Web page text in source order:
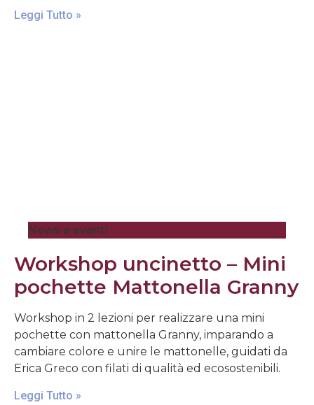
Leggi Tutto »
News e eventi
Workshop uncinetto – Mini
pochette Mattonella Granny
Workshop in 2 lezioni per realizzare una mini
pochette con mattonella Granny, imparando a
cambiare colore e unire le mattonelle, guidati da
Erica Greco con filati di qualità ed ecosostenibili.
Leggi Tutto »